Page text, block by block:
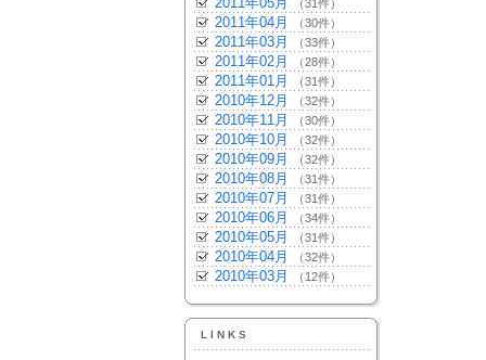
（31件）
2011年04月 （30件）
2011年03月 （33件）
2011年02月 （28件）
2011年01月 （31件）
2010年12月 （32件）
2010年11月 （30件）
2010年10月 （32件）
2010年09月 （32件）
2010年08月 （31件）
2010年07月 （31件）
2010年06月 （34件）
2010年05月 （31件）
2010年04月 （32件）
2010年03月 （12件）
LINKS